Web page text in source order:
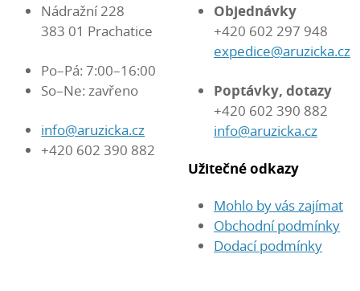
Nádražní 228
383 01 Prachatice
Po–Pá: 7:00–16:00
So–Ne: zavřeno
info@aruzicka.cz
+420 602 390 882
Objednávky
+420 602 297 948
expedice@aruzicka.cz
Poptávky, dotazy
+420 602 390 882
info@aruzicka.cz
Užitečné odkazy
Mohlo by vás zajímat
Obchodní podmínky
Dodací podmínky